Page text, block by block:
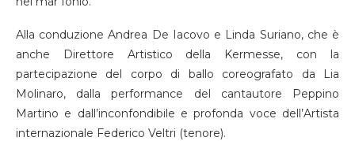
Alla conduzione Andrea De Iacovo e Linda Suriano, che è
anche Direttore Artistico della Kermesse, con la
partecipazione del corpo di ballo coreografato da Lia
Molinaro, dalla performance del cantautore Peppino
Martino e dall’inconfondibile e profonda voce dell’Artista
internazionale Federico Veltri (tenore).